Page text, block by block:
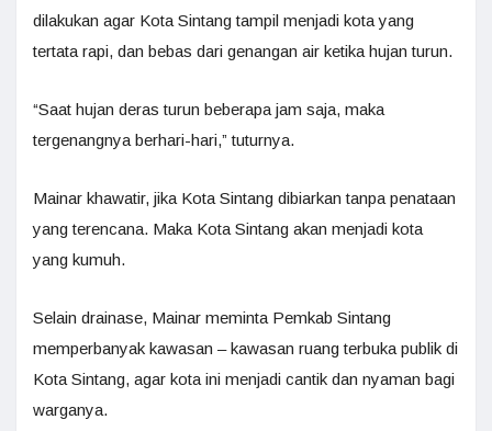
dilakukan agar Kota Sintang tampil menjadi kota yang
tertata rapi, dan bebas dari genangan air ketika hujan turun.
“Saat hujan deras turun beberapa jam saja, maka
tergenangnya berhari-hari,” tuturnya.
Mainar khawatir, jika Kota Sintang dibiarkan tanpa penataan
yang terencana. Maka Kota Sintang akan menjadi kota
yang kumuh.
Selain drainase, Mainar meminta Pemkab Sintang
memperbanyak kawasan – kawasan ruang terbuka publik di
Kota Sintang, agar kota ini menjadi cantik dan nyaman bagi
warganya.